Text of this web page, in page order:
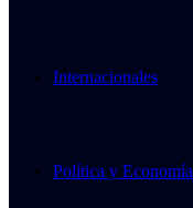
Internacionales
Política y Economía